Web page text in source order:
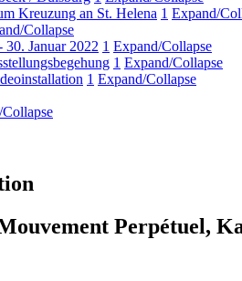
Kreuzung an St. Helena 1 Expand/
Collapse
Januar 2022 1 Expand/Collapse
1 Expand/Collapse
1 Expand/Collapse
Perpétuel,